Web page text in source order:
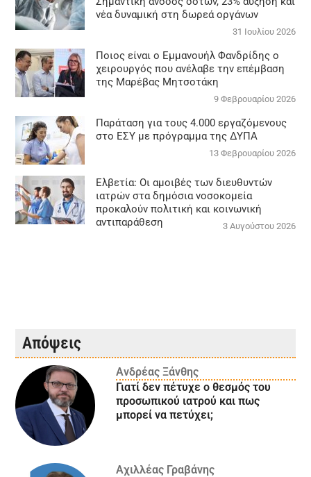
νέα δυναμική στη δωρεά οργάνων
31 Ιουλίου 2026
Ποιος είναι ο Εμμανουήλ Φανδρίδης ο
χειρουργός που ανέλαβε την επέμβαση
της Μαρέβας Μητσοτάκη
9 Φεβρουαρίου 2026
Παράταση για τους 4.000 εργαζόμενους
στο ΕΣΥ με πρόγραμμα της ΔΥΠΑ
13 Φεβρουαρίου 2026
Ελβετία: Οι αμοιβές των διευθυντών
ιατρών στα δημόσια νοσοκομεία
προκαλούν πολιτική και κοινωνική
αντιπαράθεση
3 Αυγούστου 2026
Απόψεις
Ανδρέας Ξάνθης
Γιατί δεν πέτυχε ο θεσμός του
προσωπικού ιατρού και πως
μπορεί να πετύχει;
Αχιλλέας Γραβάνης